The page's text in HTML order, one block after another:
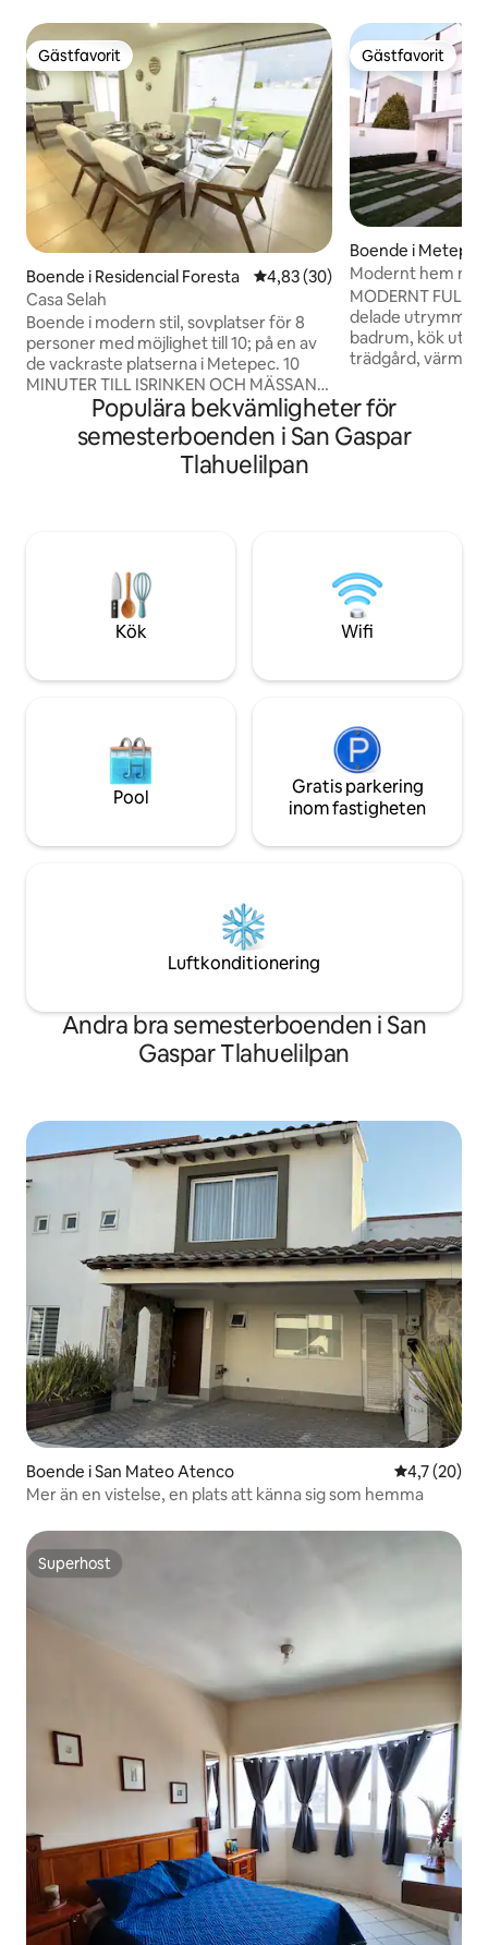
Gästfavorit
Gästfavorit
Boende i Residencial Foresta 4,83 av 5 i genomsnittligt
4,83 (30)
Casa Selah
Boende i modern stil, sovplatser för 8
personer med möjlighet till 10; på en av
de vackraste platserna i Metepec. 10
MINUTER TILL ISRINKEN OCH MÄSSAN.
Säkerhet dygnet runt, grönområden
och butiker. Rymlig trädgård utrustad
med nya möbler, sängkläder och
inredning. 4 sovrum, master med TV. 7
FESTER ELLER HÖGT BULLER. 🚭RÖKFRI
MOT EN EXTRA AVGIFT
Gästfavorit
Gästfavorit
Boende i Metepec
Modernt hem
bakgården
MODERNT
delade
badrum, kök
trädgård,
*Tillgång med
24 timmar om
Noise, No
Populära bekvämligheter för
semesterboenden i San Gaspar
Tlahuelilpan
Kök Wifi
Pool
Gratis parkering
inom fastigheten
Luftkonditionering
Andra bra semesterboenden i San
Gaspar Tlahuelilpan
Boende i San Mateo Atenco 4,7 av 5 i
4,7 (20)
Mer än en vistelse, en plats att känna sig som hemma
Superhost
Superhost